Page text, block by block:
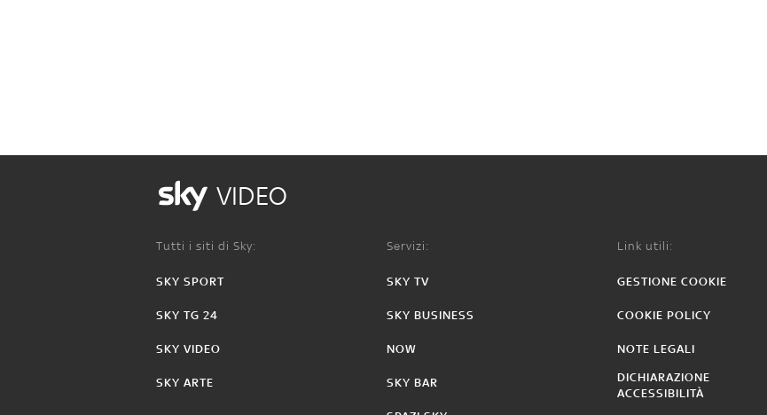
VIDEO
Tutti i siti di Sky:
SKY SPORT
SKY TG 24
SKY VIDEO
SKY ARTE
Servizi:
SKY TV
SKY BUSINESS
NOW
SKY BAR
Link utili:
GESTIONE COOKIE
COOKIE POLICY
NOTE LEGALI
DICHIARAZIONE
ACCESSIBILITÀ